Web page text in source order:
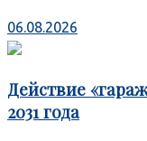
06.08.2026
Действие
2031 года